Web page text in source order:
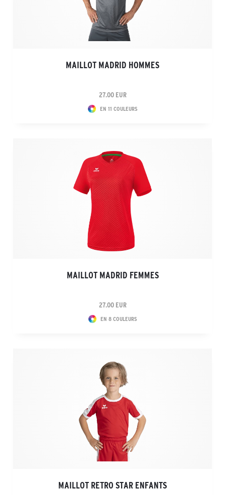
MAILLOT MADRID HOMMES
27.00 EUR
EN 11 COULEURS
MAILLOT MADRID FEMMES
27.00 EUR
EN 8 COULEURS
MAILLOT RETRO STAR ENFANTS